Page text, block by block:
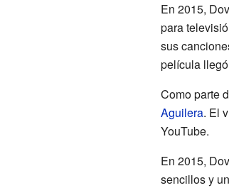
En 2015,
para
sus
película
Como parte
Aguilera. El
YouTube.
En 2015,
sencillos y